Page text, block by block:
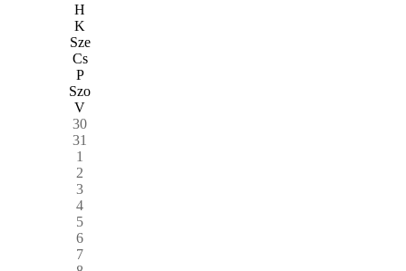
H
K
Sze
Cs
P
Szo
V
30
31
1
2
3
4
5
6
7